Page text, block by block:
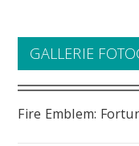
GALLERIE
Fire Emblem: